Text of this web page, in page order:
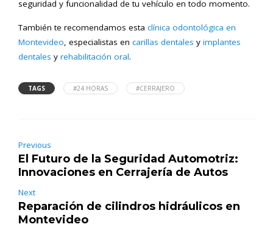
seguridad y funcionalidad de tu vehículo en todo momento.
También te recomendamos esta clínica odontológica en
Montevideo, especialistas en carillas dentales y implantes
dentales y rehabilitación oral.
TAGS #24 HORAS #CERRAJERO
Previous
El Futuro de la Seguridad Automotriz:
Innovaciones en Cerrajería de Autos
Next
Reparación de cilindros hidráulicos en
Montevideo